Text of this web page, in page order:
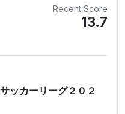
Recent Score
13.7
ッカーリーグ２０２